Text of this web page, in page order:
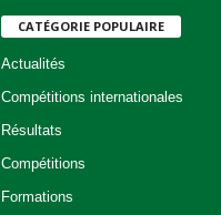
CATÉGORIE POPULAIRE
Actualités
Compétitions internationales
Résultats
Compétitions
Formations